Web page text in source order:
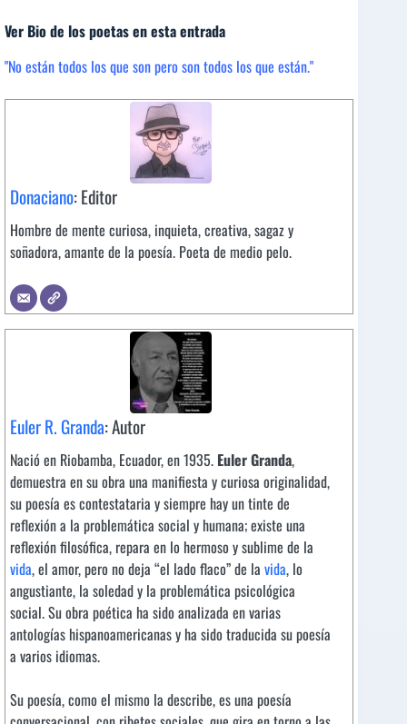
Ver Bio de los poetas en esta entrada
"No están todos los que son pero son todos los que están."
Donaciano: Editor
Hombre de mente curiosa, inquieta, creativa, sagaz y
soñadora, amante de la poesía. Poeta de medio pelo.
Euler R. Granda: Autor
Nació en Riobamba, Ecuador, en 1935. Euler Granda,
demuestra en su obra una manifiesta y curiosa originalidad,
su poesía es contestataria y siempre hay un tinte de
reflexión a la problemática social y humana; existe una
reflexión filosófica, repara en lo hermoso y sublime de la
vida, el amor, pero no deja “el lado flaco” de la vida, lo
angustiante, la soledad y la problemática psicológica
social. Su obra poética ha sido analizada en varias
antologías hispanoamericanas y ha sido traducida su poesía
a varios idiomas.
Su poesía, como el mismo la describe, es una poesía